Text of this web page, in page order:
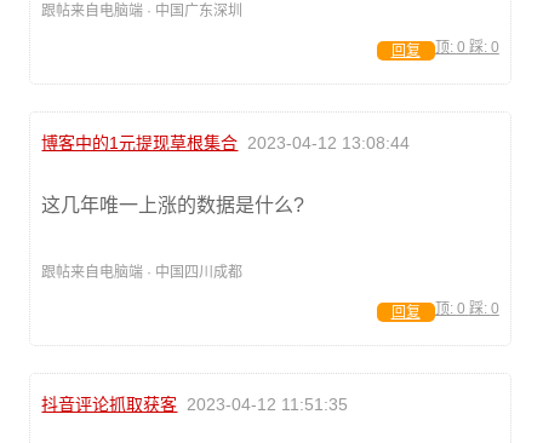
跟帖来自电脑端 · 中国广东深圳
顶: 0 踩: 0
回复
博客中的1元提现草根集合 2023-04-12 13:08:44
这几年唯一上涨的数据是什么?
跟帖来自电脑端 · 中国四川成都
顶: 0 踩: 0
回复
抖音评论抓取获客 2023-04-12 11:51:35